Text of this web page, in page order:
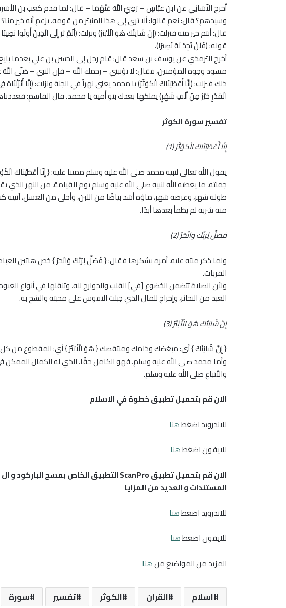
أخرج النَّسَائِي عن ابن عبَّاسٍ – رَضِيَ اللَّهُ عَنْهُمَا – قال: لما قدم كعب بن
وسيدهم؟ قال: نعم قالوا: ألا ترى إلى هذا المنبتر من قومه، يزعم أنه خير
قال: أنتم خير منه فنزلت: (إِنَّ شَانِئَكَ هُوَ الْأَبْتَرُ) ونزلت: (أَلَمْ تَرَ إِلَى الَّذِينَ أُوتُوا
قوله: (فَلَنْ تَجِدَ لَهُ نَصِيرًا).
أخرج الترمذي عن يوسف بن سعد قال: قام رجل إلى الحسن بن علي بعدما
مسود وجوه المؤمنين، فقال: لا تؤنبني – رحمك اللَّه – فإن النبي – صَلَّى
الْقَدْرِ خَيْرٌ مِنْ أَلْفِ شَهْرٍ) يملكها بعدك بنو أُمية يا محمد. قال القاسم:
تفسير سورة الكوثر
إِنَّا أَعْطَيْنَاكَ الْكَوْثَرَ (1)
يقول الله تعالى لنبيه محمد صلى الله عليه وسلم ممتنا عليه: { إِنَّا أَعْطَيْنَاكَ
جملته، ما يعطيه الله لنبيه صلى الله عليه وسلم يوم القيامة، من النهر
طوله شهر، وعرضه شهر، ماؤه أشد بياضًا من اللبن، وأحلى من العسل، آنيته
منه شربة لم يظمأ بعدها أبدًا.
فَصَلِّ لِرَبِّكَ وَانْحَرْ (2)
ولما ذكر منته عليه، أمره بشكرها فقال: { فَصَلِّ لِرَبِّكَ وَانْحَرْ } خص هاتين
القربات.
ولأن الصلاة تتضمن الخضوع [في] القلب والجوارح لله، وتنقلها في أنواع
العبد من النحائر، وإخراج للمال الذي جبلت النفوس على محبته والشح به.
إِنَّ شَانِئَكَ هُوَ الْأَبْتَرُ (3)
{ إِنَّ شَانِئَكَ } أي: مبغضك وذامك ومنتقصك { هُوَ الْأَبْتَرُ } أي: المقطوع من
وأما محمد صلى الله عليه وسلم، فهو الكامل حقًا، الذي له الكمال الممكن
والأتباع صلى الله عليه وسلم.
الان قم بتحميل تطبيق خطوة في الاسلام
للاندرويد اضغطهنا
للايفون اضغطهنا
المستندات و العديد من المزايا
للاندرويد اضغطهنا
للايفون اضغطهنا
المزيد من المواضيع منهنا
اسلام القران الكوثر تفسير سورة